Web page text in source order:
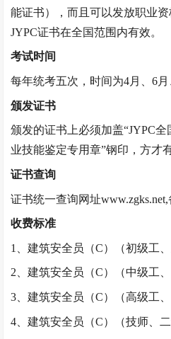
能证书），而且可以发放职业资
JYPC证书在全国范围内有效。
考试时间
每年统考五次，时间为4月、6月
颁发证书
颁发的证书上必须加盖“JYPC
业技能鉴定专用章”钢印，方才
证书查询
证书统一查询网址
收费标准
1、建筑安全员（C） （初级工
2、建筑安全员（C） （中级工
3、建筑安全员（C） （高级工
4、建筑安全员（C） （技师、